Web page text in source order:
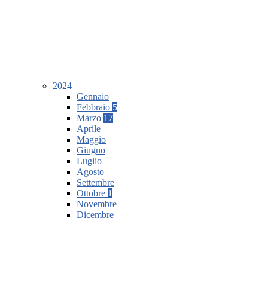
2024
Gennaio
Febbraio 5
Marzo 17
Aprile
Maggio
Giugno
Luglio
Agosto
Settembre
Ottobre 1
Novembre
Dicembre